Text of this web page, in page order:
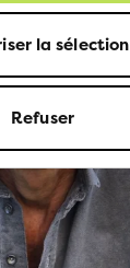
la sélection
Refuser